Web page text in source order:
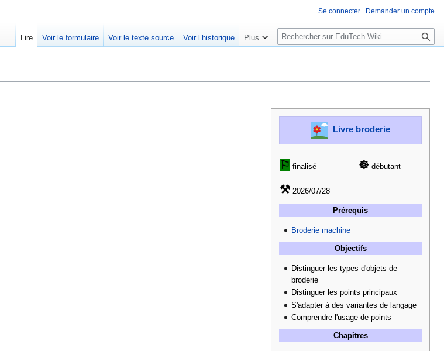
Livre broderie
⚐ finalisé ☸ débutant
⚒ 2026/07/28
Prérequis
Broderie machine
Objectifs
Distinguer les types d'objets de
broderie
Distinguer les points principaux
S'adapter à des variantes de langage
Comprendre l'usage de points
Chapitres
Se connecter Demander un compte
Lire Voir le formulaire Voir le texte source Voir l’historique Plus
R
e
e
c
e
r